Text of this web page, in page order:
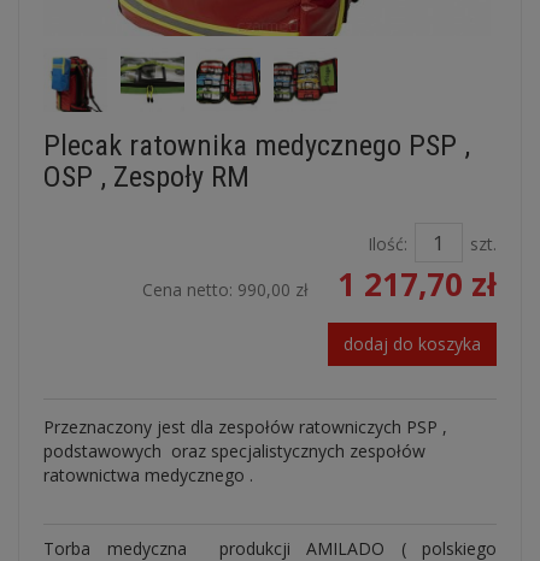
Plecak ratownika medycznego PSP ,
OSP , Zespoły RM
Ilość:
szt.
Cena netto: 990,00 zł 1 217,70 zł
dodaj do koszyka
Przeznaczony jest dla zespołów ratowniczych PSP ,
podstawowych oraz specjalistycznych zespołów
ratownictwa medycznego .
Torba medyczna produkcji AMILADO ( polskiego